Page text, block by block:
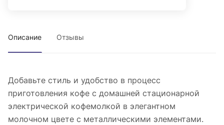
Описание Отзывы
Добавьте стиль и удобство в процесс
приготовления кофе с домашней стационарной
электрической кофемолкой в элегантном
молочном цвете с металлическими элементами.